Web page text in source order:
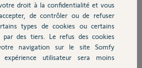
télécommande et rien ne se passe si ce
fait du bruit.
"électronique" qui ne fonctionne plus car
comme si la butée n'était pas
?
droit à la confidentialité et vous
de contrôler ou de refuser
types de cookies ou certains
par des tiers. Le refus des cookies
navigation sur le site Somfy
utilisateur sera moins